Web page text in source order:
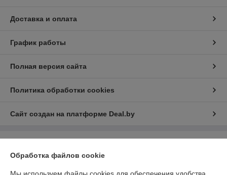
Доставка и оплата
График работы
Полная версия сайта
Политика обработки cookies
Сайт создан на платформе Deal.by
Обработка файлов cookie